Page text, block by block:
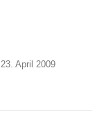
23. April 2009